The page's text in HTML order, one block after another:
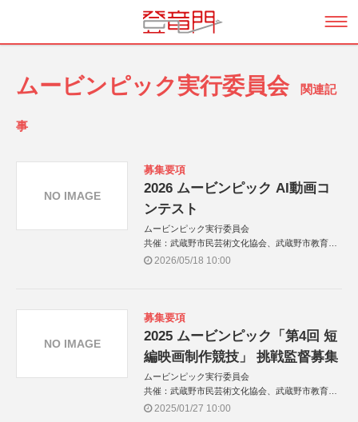
ムービンピック実行委員会 関連記
事
募集要項
2026 ムービンピック AI動画コ
ンテスト
ムービンピック実行委員会
共催：武蔵野市民芸術文化協会、武蔵野市教育委
員会2026/05/18 10:00
NO IMAGE
募集要項
2025 ムービンピック「第4回 短
編映画制作競技」 挑戦監督募集
ムービンピック実行委員会
共催：武蔵野市民芸術文化協会、武蔵野市教育委
員会2025/01/27 10:00
NO IMAGE